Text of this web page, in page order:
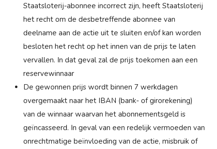
Staatsloterij-abonnee incorrect zijn, heeft Staatsloterij
het recht om de desbetreffende abonnee van
deelname aan de actie uit te sluiten en/of kan worden
besloten het recht op het innen van de prijs te laten
vervallen. In dat geval zal de prijs toekomen aan een
reservewinnaar
De gewonnen prijs wordt binnen 7 werkdagen
overgemaakt naar het IBAN (bank- of girorekening)
van de winnaar waarvan het abonnementsgeld is
geïncasseerd. In geval van een redelijk vermoeden van
onrechtmatige beïnvloeding van de actie, misbruik of